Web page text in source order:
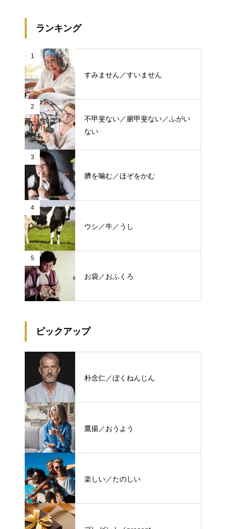
ランキング
1
すみません／すいません
2
不甲斐ない／腑甲斐ない／ふがい
ない
3
臍を噛む／ほぞをかむ
4
ウシ／牛／うし
5
お袋／おふくろ
ピックアップ
朴念仁／ぼくねんじん
鷹揚／おうよう
楽しい／たのしい